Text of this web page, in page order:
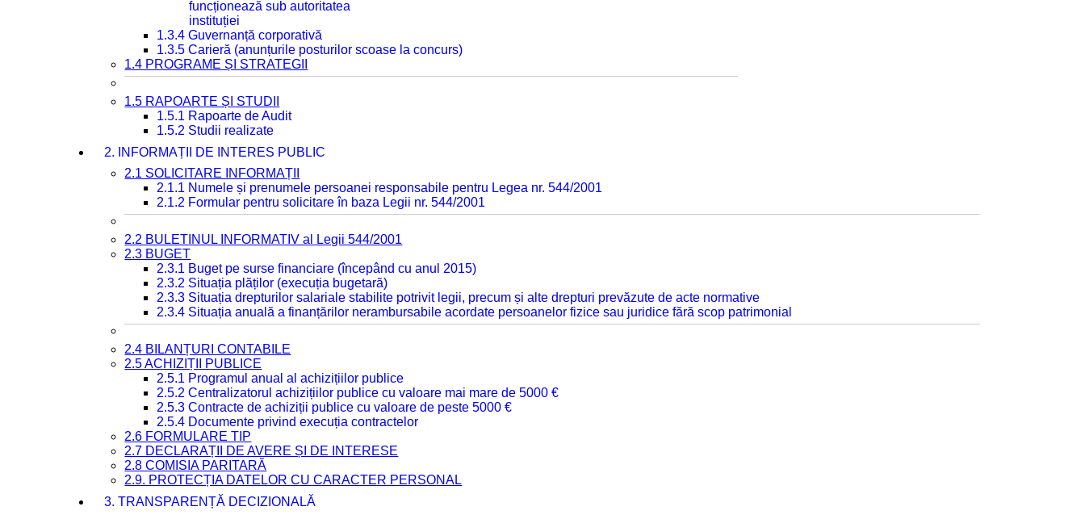
funcționează sub autoritatea
instituției
1.3.4 Guvernanță corporativă
1.3.5 Carieră (anunțurile posturilor scoase la concurs)
1.4 PROGRAME ȘI STRATEGII
1.5 RAPOARTE ȘI STUDII
1.5.1 Rapoarte de Audit
1.5.2 Studii realizate
2. INFORMAȚII DE INTERES PUBLIC
2.1 SOLICITARE INFORMAȚII
2.1.1 Numele și prenumele persoanei responsabile pentru Legea nr. 544/2001
2.1.2 Formular pentru solicitare în baza Legii nr. 544/2001
2.2 BULETINUL INFORMATIV al Legii 544/2001
2.3 BUGET
2.3.1 Buget pe surse financiare (începând cu anul 2015)
2.3.2 Situația plăților (execuția bugetară)
2.3.3 Situația drepturilor salariale stabilite potrivit legii, precum și alte drepturi prevăzute de acte normative
2.3.4 Situația anuală a finanțărilor nerambursabile acordate persoanelor fizice sau juridice fără scop patrimonial
2.4 BILANȚURI CONTABILE
2.5 ACHIZIȚII PUBLICE
2.5.1 Programul anual al achizițiilor publice
2.5.2 Centralizatorul achizițiilor publice cu valoare mai mare de 5000 €
2.5.3 Contracte de achiziții publice cu valoare de peste 5000 €
2.5.4 Documente privind execuția contractelor
2.6 FORMULARE TIP
2.7 DECLARAȚII DE AVERE ȘI DE INTERESE
2.8 COMISIA PARITARĂ
2.9. PROTECȚIA DATELOR CU CARACTER PERSONAL
3. TRANSPARENȚĂ DECIZIONALĂ